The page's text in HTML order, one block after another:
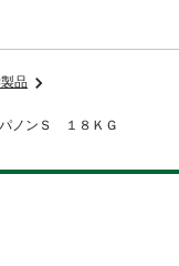
品
ノンＳ １８ＫＧ